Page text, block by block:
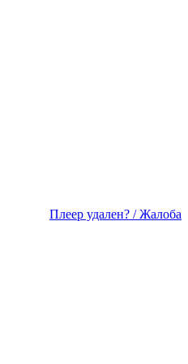
Пле­ер уда­лен? / Жа­ло­ба